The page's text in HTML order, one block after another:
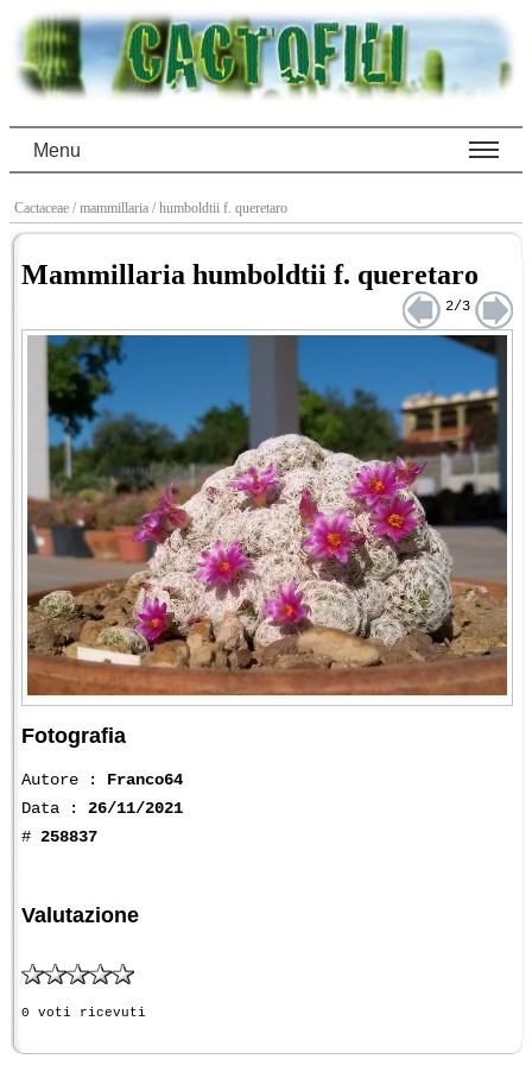
Menu
Cactaceae / mammillaria / humboldtii f. queretaro
Mammillaria humboldtii f. queretaro
2/3
Fotografia
Autore : Franco64
Data : 26/11/2021
# 258837
Valutazione
0 voti ricevuti